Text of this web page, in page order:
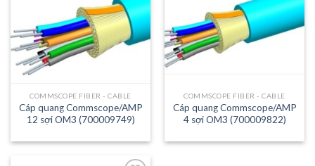
COMMSCOPE FIBER - CABLE
Cáp quang Commscope/AMP
12 sợi OM3 (700009749)
COMMSCOPE FIBER - CABLE
Cáp quang Commscope/AMP
4 sợi OM3 (700009822)